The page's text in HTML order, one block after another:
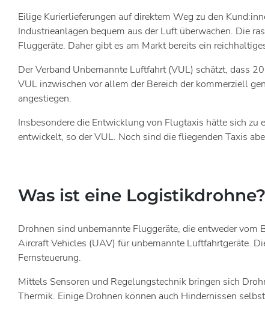
Eilige Kurierlieferungen auf direktem Weg zu den
Industrieanlagen bequem aus der Luft überwachen. Die
Fluggeräte. Daher gibt es am Markt bereits ein
Der Verband Unbemannte Luftfahrt (VUL) schätzt, dass
VUL inzwischen vor allem der Bereich der kommerziell
angestiegen.
Insbesondere die Entwicklung von Flugtaxis hätte sich
entwickelt, so der VUL. Noch sind die fliegenden Taxis
Was ist eine Logistikdrohne?
Drohnen sind unbemannte Fluggeräte, die entweder
Aircraft Vehicles (UAV) für unbemannte Luftfahrtgeräte.
Fernsteuerung.
Mittels Sensoren und Regelungstechnik bringen sich
Thermik. Einige Drohnen können auch Hindernissen